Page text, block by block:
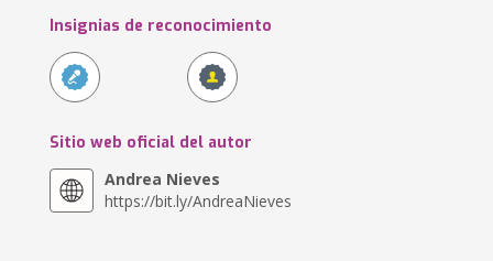
Insignias de reconocimiento
Sitio web oficial del autor
Andrea Nieves
https://bit.ly/AndreaNieves